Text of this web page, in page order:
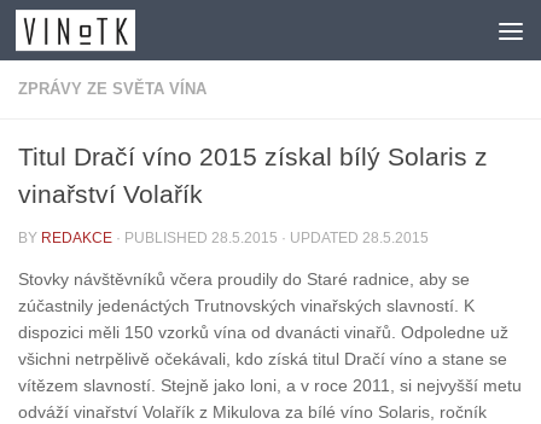
Skip to content
ZPRÁVY ZE SVĚTA VÍNA
Titul Dračí víno 2015 získal bílý Solaris z
vinařství Volařík
BY REDAKCE · PUBLISHED 28.5.2015 · UPDATED 28.5.2015
Stovky návštěvníků včera proudily do Staré radnice, aby se
zúčastnily jedenáctých Trutnovských vinařských slavností. K
dispozici měli 150 vzorků vína od dvanácti vinařů. Odpoledne už
všichni netrpělivě očekávali, kdo získá titul Dračí víno a stane se
vítězem slavností. Stejně jako loni, a v roce 2011, si nejvyšší metu
odváží vinařství Volařík z Mikulova za bílé víno Solaris, ročník